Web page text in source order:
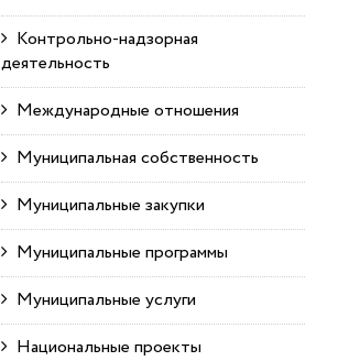
Контрольно-надзорная
деятельность
Международные отношения
Муниципальная собственность
Муниципальные закупки
Муниципальные программы
Муниципальные услуги
Национальные проекты